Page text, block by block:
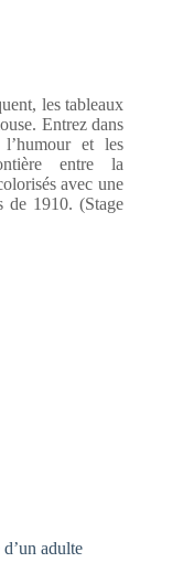
les tableaux
Entrez dans
et les
entre la
avec une
de 1910. (Stage
adulte